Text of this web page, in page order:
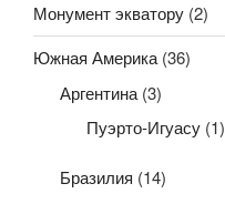
Монумент экватору (2)
Южная Америка(36)
Аргентина (3)
Пуэрто-Игуасу (1)
Бразилия (14)